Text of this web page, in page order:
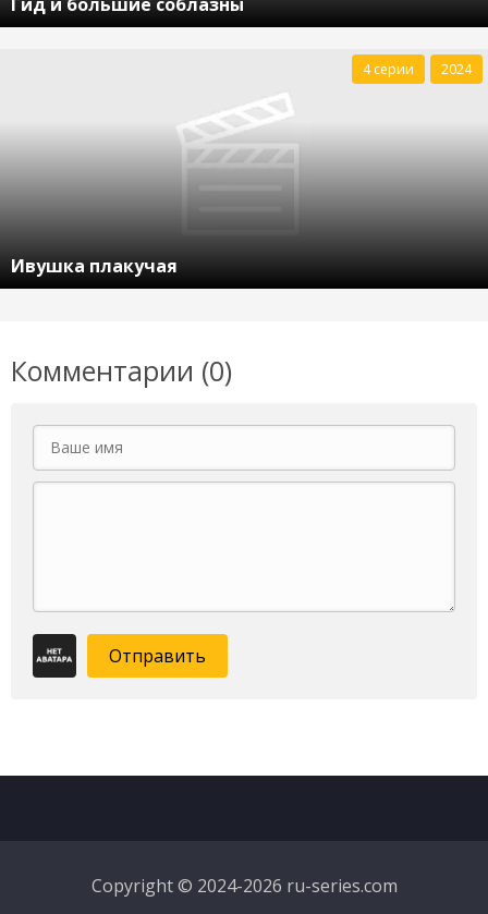
Ивушка плакучая
4 серии 2024
Комментарии (0)
Отправить
Copyright © 2024-2026 ru-series.com